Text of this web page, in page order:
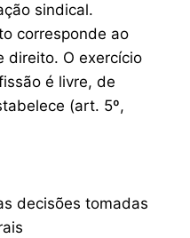
sindical.
corresponde ao
direito. O exercício
é livre, de
(art. 5º,
decisões tomadas